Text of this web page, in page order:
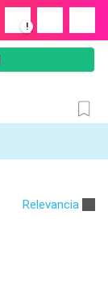
!
Relevancia